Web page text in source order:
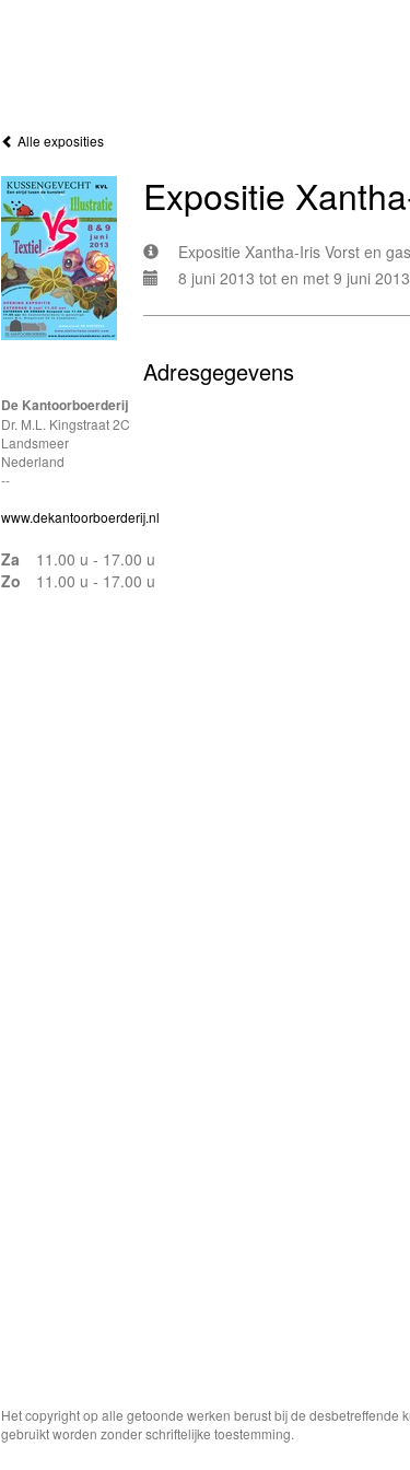
Alle exposities
Expositie
Expositie Xantha-Iris Vorst en
8 juni 2013 tot en met 9 juni 2013
Adresgegevens
De Kantoorboerderij
Dr. M.L. Kingstraat 2C
Landsmeer
Nederland
--
www.dekantoorboerderij.nl
Za
11.00 u - 17.00 u
Zo
11.00 u - 17.00 u
Het copyright op alle getoonde werken berust bij de
gebruikt worden zonder schriftelijke toestemming.